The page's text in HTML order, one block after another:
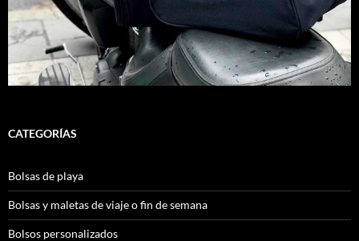
CATEGORÍAS
Bolsas de playa
Bolsas y maletas de viaje o fin de semana
Bolsos personalizados